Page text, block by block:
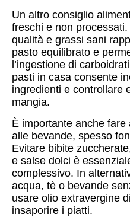
Un altro consiglio
freschi e non
qualità e grassi sani
pasto equilibrato e
l’ingestione di
pasti in casa consente
ingredienti e controllare
mangia.
È importante anche
alle bevande, spesso
Evitare bibite
e salse dolci è
complessivo. In
acqua, tè o bevande
usare olio extravergine
insaporire i piatti.